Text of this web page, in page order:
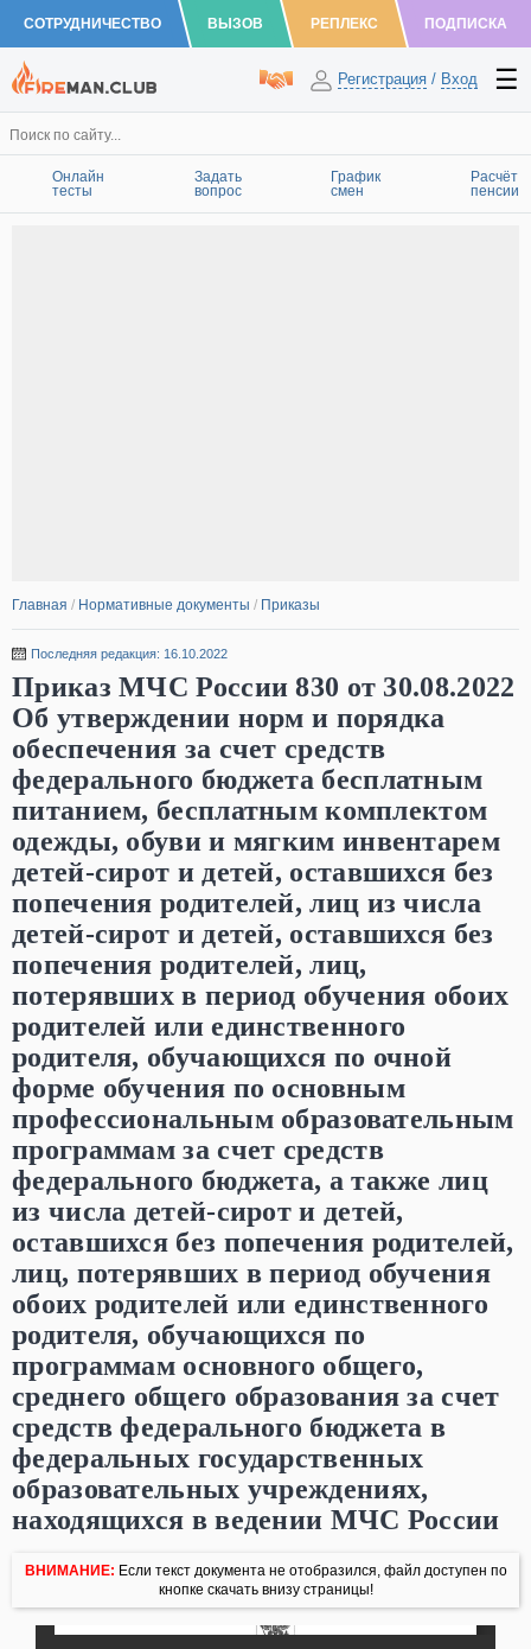
СОТРУДНИЧЕСТВО ВЫЗОВ РЕПЛЕКС ПОДПИСКА
Регистрация / Вход
Онлайн
тесты
Задать
вопрос
График
смен
Расчёт
пенсии
Главная / Нормативные документы / Приказы
Последняя редакция: 16.10.2022
Приказ МЧС России 830 от 30.08.2022
Об утверждении норм и порядка
обеспечения за счет средств
федерального бюджета бесплатным
питанием, бесплатным комплектом
одежды, обуви и мягким инвентарем
детей-сирот и детей, оставшихся без
попечения родителей, лиц из числа
детей-сирот и детей, оставшихся без
попечения родителей, лиц,
потерявших в период обучения обоих
родителей или единственного
родителя, обучающихся по очной
форме обучения по основным
профессиональным образовательным
программам за счет средств
федерального бюджета, а также лиц
из числа детей-сирот и детей,
оставшихся без попечения родителей,
лиц, потерявших в период обучения
обоих родителей или единственного
родителя, обучающихся по
программам основного общего,
среднего общего образования за счет
средств федерального бюджета в
федеральных государственных
образовательных учреждениях,
находящихся в ведении МЧС России
ВНИМАНИЕ: Если текст документа не отобразился, файл доступен по
кнопке скачать внизу страницы!